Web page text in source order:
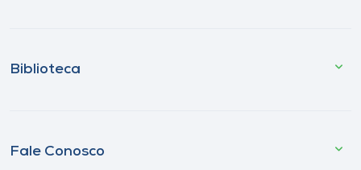
Biblioteca
Fale Conosco